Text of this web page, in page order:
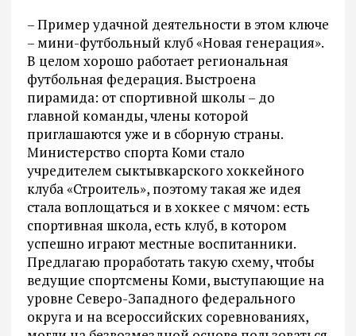
– Пример удачной деятельности в этом ключе
– мини-футбольный клуб «Новая генерация».
В целом хорошо работает региональная
футбольная федерация. Выстроена
пирамида: от спортивной школы – до
главной команды, члены которой
приглашаются уже и в сборную страны.
Министерство спорта Коми стало
учредителем сыктывкарского хоккейного
клуба «Строитель», поэтому такая же идея
стала воплощаться и в хоккее с мячом: есть
спортивная школа, есть клуб, в котором
успешно играют местные воспитанники.
Предлагаю проработать такую схему, чтобы
ведущие спортсмены Коми, выступающие на
уровне Северо-Западного федерального
округа и на всероссийских соревнованиях,